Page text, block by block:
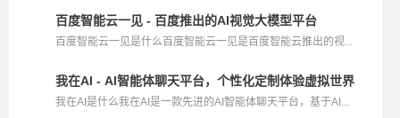
百度智能云一见 - 百度推出的AI视觉大模型平台
百度智能云一见是什么百度智能云一见是百度智能云推出的视...
我在AI - AI智能体聊天平台，个性化定制体验虚拟世界
我在AI是什么我在AI是一款先进的AI智能体聊天平台，基于AI...